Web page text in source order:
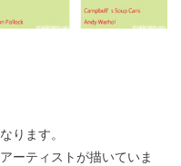
ります。
ーティストが描いていま